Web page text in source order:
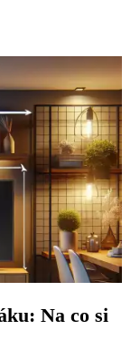
Na co si